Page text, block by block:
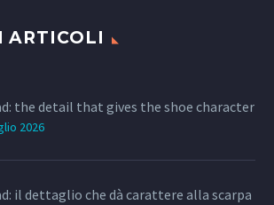
ARTICOLI
the detail that gives the shoe character
2026
il dettaglio che dà carattere alla scarpa